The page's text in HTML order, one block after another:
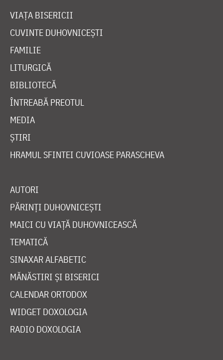
VIAȚA BISERICII
CUVINTE DUHOVNICEȘTI
FAMILIE
LITURGICĂ
BIBLIOTECĂ
ÎNTREABĂ PREOTUL
MEDIA
ȘTIRI
HRAMUL SFINTEI CUVIOASE PARASCHEVA
AUTORI
PĂRINȚI DUHOVNICEȘTI
MAICI CU VIAȚĂ DUHOVNICEASCĂ
TEMATICĂ
SINAXAR ALFABETIC
MĂNĂSTIRI ȘI BISERICI
CALENDAR ORTODOX
WIDGET DOXOLOGIA
RADIO DOXOLOGIA